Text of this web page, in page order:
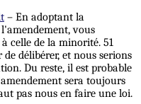
– En adoptant la
vous
celle de la minorité. 51
délibérer, et nous serions
Du reste, il est probable
sera toujours
pas nous en faire une loi.